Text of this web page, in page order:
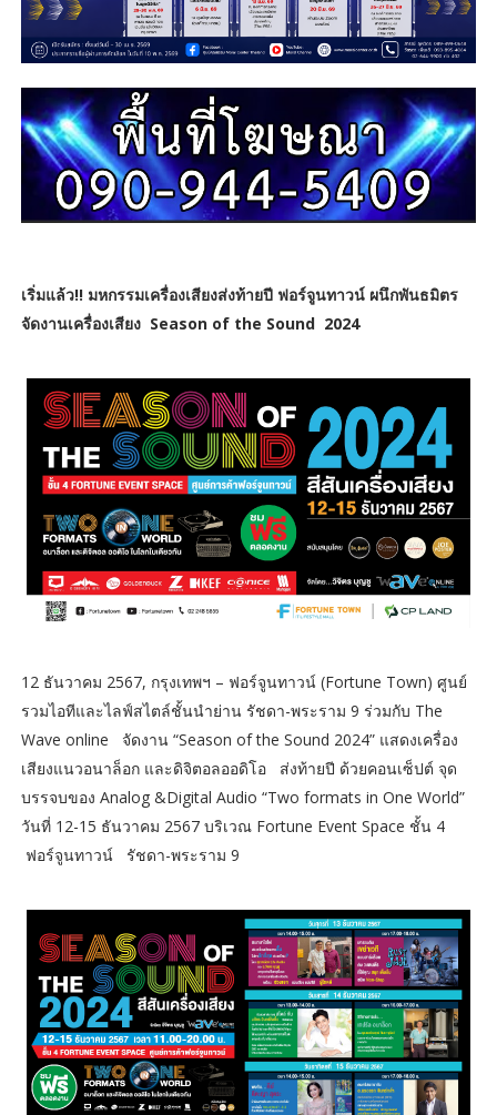
เริ่มแล้ว!! มหกรรมเครื่องเสียงส่งท้ายปี ฟอร์จูนทาวน์ ผนึกพันธมิตร
จัดงานเครื่องเสียง Season of the Sound 2024
12 ธันวาคม 2567, กรุงเทพฯ – ฟอร์จูนทาวน์ (Fortune Town) ศูนย์
รวมไอทีและไลฟ์สไตล์ชั้นนำย่าน รัชดา-พระราม 9 ร่วมกับ The
Wave online จัดงาน “Season of the Sound 2024” แสดงเครื่อง
เสียงแนวอนาล็อก และดิจิตอลออดิโอ ส่งท้ายปี ด้วยคอนเซ็ปต์ จุด
บรรจบของ Analog &Digital Audio “Two formats in One World”
วันที่ 12-15 ธันวาคม 2567 บริเวณ Fortune Event Space ชั้น 4
ฟอร์จูนทาวน์ รัชดา-พระราม 9